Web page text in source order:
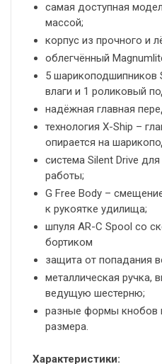
самая доступная
массой;
корпус из прочного и
облегчённый
5 шарикоподшипников
влаги и 1 роликовый
надёжная главная
технология X-Ship –
опирается на
система Silent Drive
работы;
G Free Body –
к рукоятке удилища;
шпуля AR-C Spool со
бортиком
защита от попадания
металлическая ручка,
ведущую шестерню;
разные формы кнобов
размера.
Характеристики: